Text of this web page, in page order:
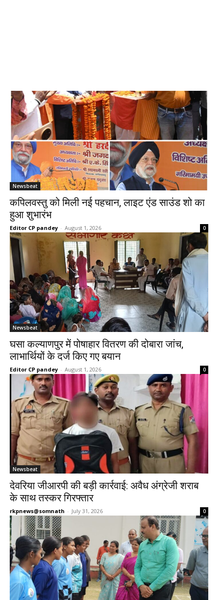
Newsbeat
कपिलवस्तु को मिली नई पहचान, लाइट एंड साउंड शो का
हुआ शुभारंभ
Editor CP pandey - August 1, 2026 0
Newsbeat
घसा कल्याणपुर में पोषाहार वितरण की दोबारा जांच,
लाभार्थियों के दर्ज किए गए बयान
Editor CP pandey - August 1, 2026 0
Newsbeat
देवरिया जीआरपी की बड़ी कार्रवाई: अवैध अंग्रेजी शराब
के साथ तस्कर गिरफ्तार
rkpnews@somnath - July 31, 2026 0